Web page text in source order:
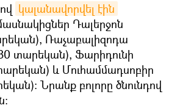
կալանավորվել էին
Դալերջոն
Ռաչաբալիզոդա
տարեկան), Ֆարիդունի
և Մուհամմադսոբիր
Նրանք բոլորը ծնունդով